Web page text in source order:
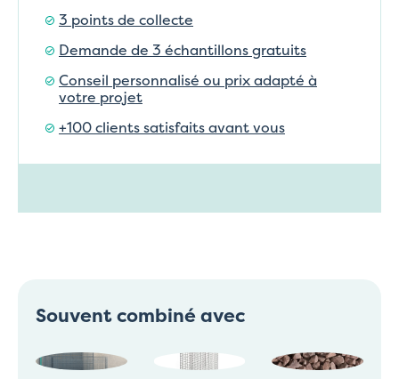
3 points de collecte
Demande de 3 échantillons gratuits
Conseil personnalisé ou prix adapté à
votre projet
+100 clients satisfaits avant vous
Souvent combiné avec